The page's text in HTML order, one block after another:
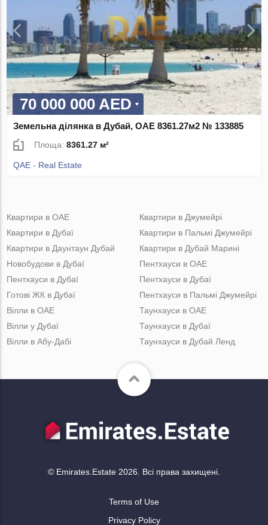
70 000 000 AED
Земельна ділянка в Дубай, ОАЕ 8361.27м2 № 133885
Площа:8361.27 м²
QAE - Real Estate
Квартири в ОАЕ
Квартири в Дубаї
Квартири в Даунтаун Дубай
Квартири в Джумейрі
Квартири в Пальмі Джумейрі
Квартири в Дубай Марині
Новобудови в Дубаї
Пентхауси в Дубаї
Готові ЖК в Дубаї
Пентхауси в ОАЕ
Пентхауси в Дубаї
Пентхауси в Пальмі Джумейрі
Вілли в ОАЕ
Вілли у Дубаї
Вілли в Абу-Дабі
Таунхауси в ОАЕ
Таунхауси в Дубаї
Таунхауси в Дубай Ленд
© Emirates.Estate 2026. Всі права захищені.
Terms of Use
Privacy Policy